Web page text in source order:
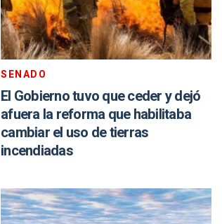
SENADO
El Gobierno tuvo que ceder y dejó
afuera la reforma que habilitaba
cambiar el uso de tierras
incendiadas